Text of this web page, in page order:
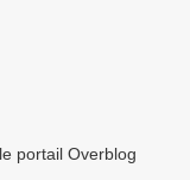
portail Overblog